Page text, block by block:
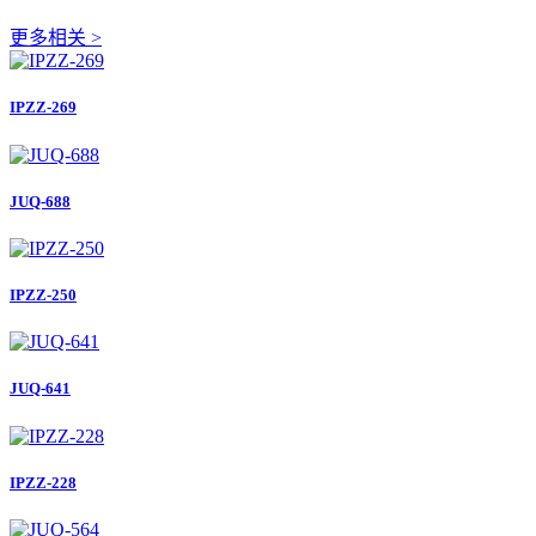
更多相关 >
IPZZ-269
JUQ-688
IPZZ-250
JUQ-641
IPZZ-228